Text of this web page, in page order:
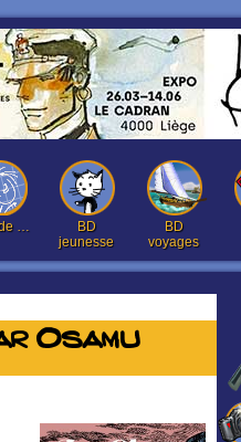
de …
BD
jeunesse
BD
voyages
Osamu